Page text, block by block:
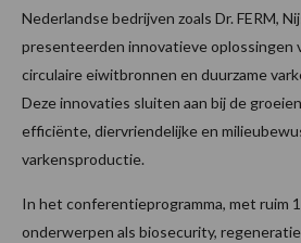
Nederlandse bedrijven zoals Dr. FERM,
presenteerden innovatieve oplossingen
circulaire eiwitbronnen en duurzame
Deze innovaties sluiten aan bij de
efficiënte, diervriendelijke en
varkensproductie.
In het conferentieprogramma, met ruim
onderwerpen als biosecurity,